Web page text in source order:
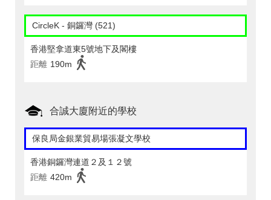
CircleK - 銅鑼灣 (521)
香港堅拿道東5號地下及閣樓
距離 190m
合誠大廈附近的學校
保良局金銀業貿易場張凝文學校
香港銅鑼灣連道２及１２號
距離 420m